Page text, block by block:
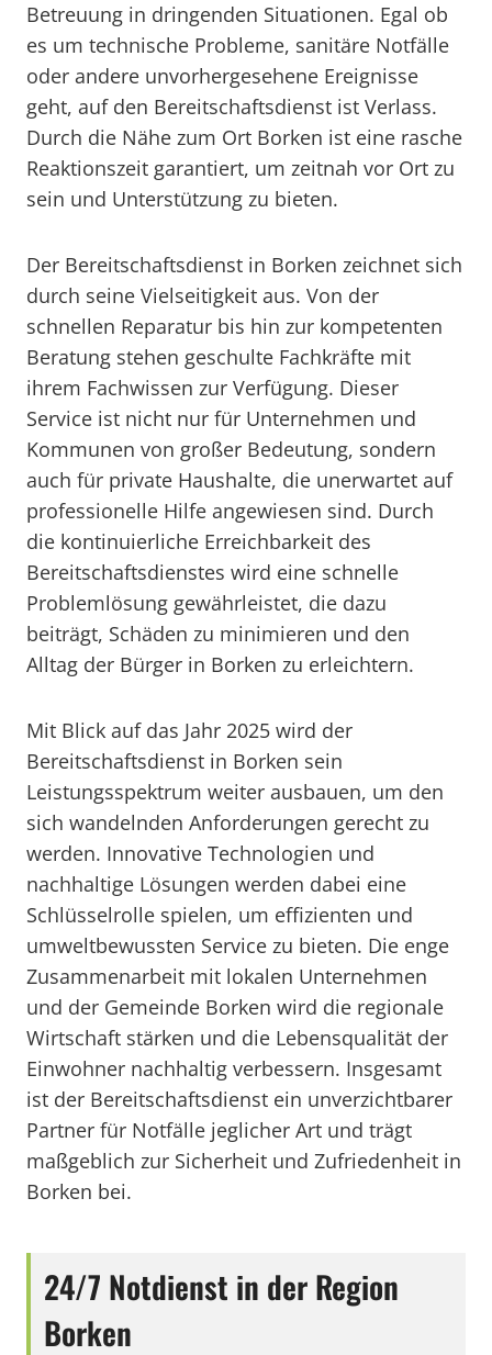
Betreuung in dringenden Situationen. Egal ob
es um technische Probleme, sanitäre Notfälle
oder andere unvorhergesehene Ereignisse
geht, auf den Bereitschaftsdienst ist Verlass.
Durch die Nähe zum Ort Borken ist eine rasche
Reaktionszeit garantiert, um zeitnah vor Ort zu
sein und Unterstützung zu bieten.
Der Bereitschaftsdienst in Borken zeichnet sich
durch seine Vielseitigkeit aus. Von der
schnellen Reparatur bis hin zur kompetenten
Beratung stehen geschulte Fachkräfte mit
ihrem Fachwissen zur Verfügung. Dieser
Service ist nicht nur für Unternehmen und
Kommunen von großer Bedeutung, sondern
auch für private Haushalte, die unerwartet auf
professionelle Hilfe angewiesen sind. Durch
die kontinuierliche Erreichbarkeit des
Bereitschaftsdienstes wird eine schnelle
Problemlösung gewährleistet, die dazu
beiträgt, Schäden zu minimieren und den
Alltag der Bürger in Borken zu erleichtern.
Mit Blick auf das Jahr 2025 wird der
Bereitschaftsdienst in Borken sein
Leistungsspektrum weiter ausbauen, um den
sich wandelnden Anforderungen gerecht zu
werden. Innovative Technologien und
nachhaltige Lösungen werden dabei eine
Schlüsselrolle spielen, um effizienten und
umweltbewussten Service zu bieten. Die enge
Zusammenarbeit mit lokalen Unternehmen
und der Gemeinde Borken wird die regionale
Wirtschaft stärken und die Lebensqualität der
Einwohner nachhaltig verbessern. Insgesamt
ist der Bereitschaftsdienst ein unverzichtbarer
Partner für Notfälle jeglicher Art und trägt
maßgeblich zur Sicherheit und Zufriedenheit in
Borken bei.
24/7 Notdienst in der Region
Borken